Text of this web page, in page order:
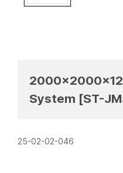
System [ST-
25-02-02-046